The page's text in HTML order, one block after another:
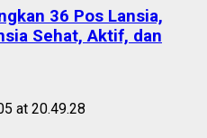
36 Pos Lansia,
Sehat, Aktif, dan